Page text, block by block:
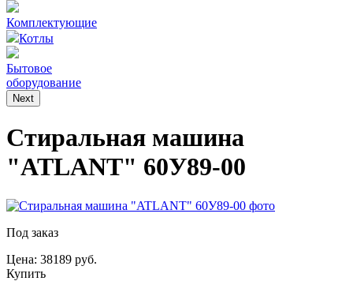
Комплектующие
Котлы
Бытовое
оборудование
Next
Стиральная машина
"ATLANT" 60У89-00
Под заказ
Цена: 38189 руб.
Купить